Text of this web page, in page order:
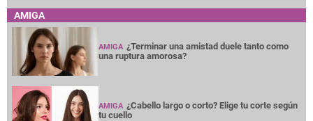
AMIGA
AMIGA ¿Terminar una amistad duele tanto como
una ruptura amorosa?
AMIGA ¿Cabello largo o corto? Elige tu corte según
tu cuello